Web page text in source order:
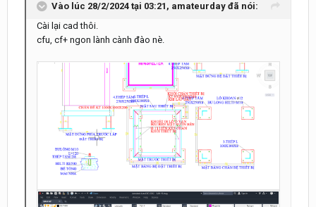
Vào lúc 28/2/2024 tại 03:21, amateurday đã nói:
Cài lại cad thôi.
cfu, cf+ ngon lành cành đào nè.